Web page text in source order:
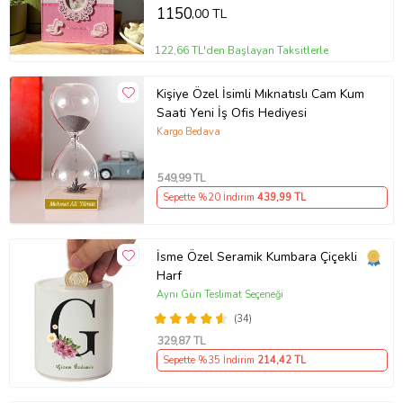
Para biriktirmeye teşvik eder
Çocuk odaları için dekoratif ve işlevsel
Doğum günlerinde, bayramlarda ya da karne hediyesi olarak
mükemmel bir seçenek!
Ürün Kodu:
kcm19319624
1150,00 TL
122,66 TL'den Başlayan Taksitlerle
Kişiye Özel İsimli Mıknatıslı Cam Kum
Saati Yeni İş Ofis Hediyesi
Kargo Bedava
549,99 TL
Sepette %20 İndirim 439,99 TL
İsme Özel Seramik Kumbara Çiçekli
Harf
(34)
Aynı Gün Teslimat Seçeneği
329,87 TL
Sepette %35 İndirim 214,42 TL